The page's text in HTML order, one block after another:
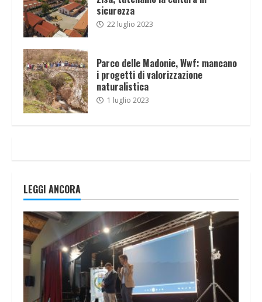
sicurezza
22 luglio 2023
Parco delle Madonie, Wwf: mancano
i progetti di valorizzazione
naturalistica
1 luglio 2023
LEGGI ANCORA